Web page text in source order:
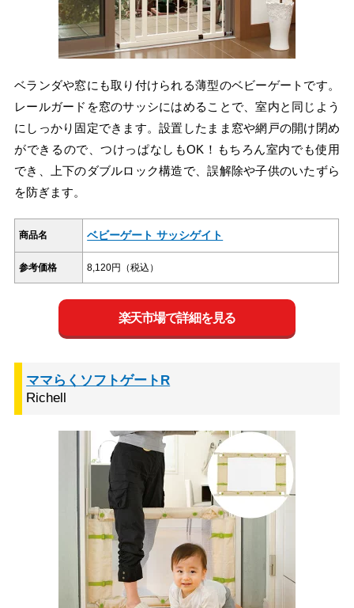
ベランダや窓にも取り付けられる薄型のベビーゲートです。
レールガードを窓のサッシにはめることで、室内と同じよう
にしっかり固定できます。設置したまま窓や網戸の開け閉め
ができるので、つけっぱなしもOK！もちろん室内でも使用
でき、上下のダブルロック構造で、誤解除や子供のいたずら
を防ぎます。
商品名 ベビーゲート サッシゲイト
参考価格 8,120円（税込）
楽天市場で詳細を見る
ママらくソフトゲートR
Richell